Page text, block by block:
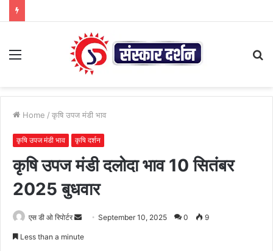
Menu
Home / कृषि उपज मंडी भाव
कृषि उपज मंडी भाव कृषि दर्शन
कृषि उपज मंडी दलोदा भाव 10 सितंबर
2025 बुधवार
एस डी ओ रिपोर्टर
Send September 10, 2025 0 9
Less than a minute